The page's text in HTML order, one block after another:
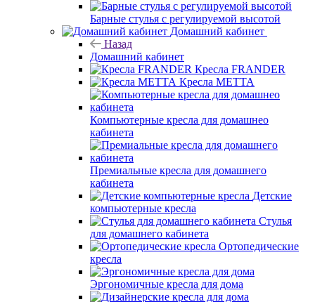
Барные стулья с регулируемой высотой
Домашний кабинет
Назад
Домашний кабинет
Кресла FRANDER
Кресла METTA
Компьютерные кресла для домашнео
кабинета
Премиальные кресла для домашнего
кабинета
Детские
компьютерные кресла
Стулья
для домашнего кабинета
Ортопедические
кресла
Эргономичные кресла для дома